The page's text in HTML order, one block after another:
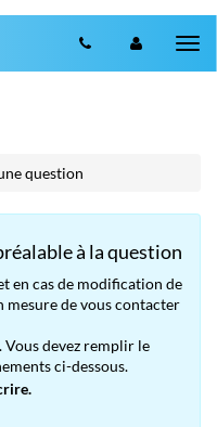
question
à la question
en cas de modification de
mesure de vous contacter
Vous devez remplir le
ci-dessous.